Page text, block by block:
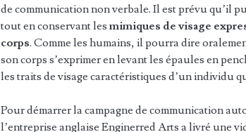
de communication non verbale. Il est prévu qu’il
tout en conservant lesmimiques de visage
corps. Comme les humains, il pourra dire
son corps s’exprimer en levant les épaules en
les traits de visage caractéristiques d’un individu
Pour démarrer la campagne de communication
l’entreprise anglaise Enginerred Arts a livré une